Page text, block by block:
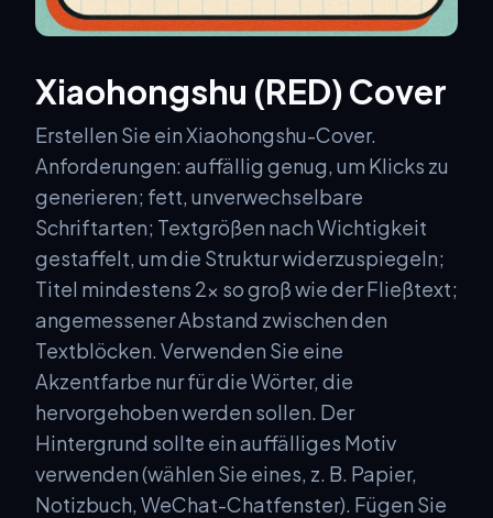
Xiaohongshu (RED) Cover
Erstellen Sie ein Xiaohongshu-Cover.
Anforderungen: auffällig genug, um Klicks zu
generieren; fett, unverwechselbare
Schriftarten; Textgrößen nach Wichtigkeit
gestaffelt, um die Struktur widerzuspiegeln;
Titel mindestens 2× so groß wie der Fließtext;
angemessener Abstand zwischen den
Textblöcken. Verwenden Sie eine
Akzentfarbe nur für die Wörter, die
hervorgehoben werden sollen. Der
Hintergrund sollte ein auffälliges Motiv
verwenden (wählen Sie eines, z. B. Papier,
Notizbuch, WeChat-Chatfenster). Fügen Sie